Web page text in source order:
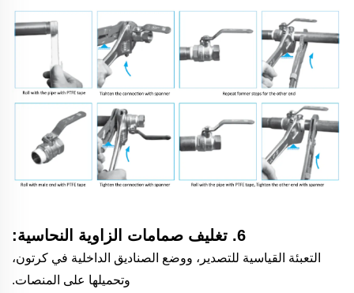
6. تغليف صمامات الزاوية النحاسية:
التعبئة القياسية للتصدير، ووضع الصناديق الداخلية في كرتون،
وتحميلها على المنصات.